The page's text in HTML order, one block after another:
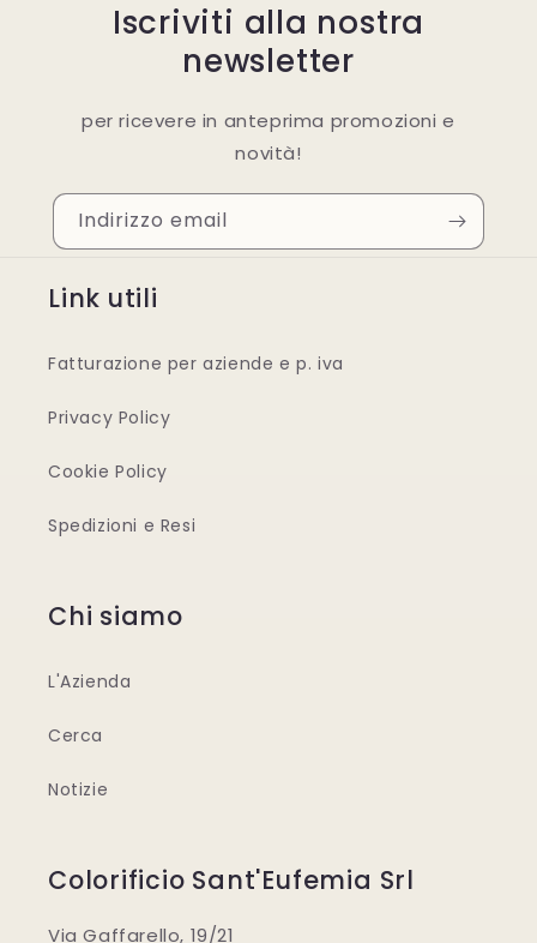
Iscriviti alla nostra
newsletter
per ricevere in anteprima promozioni e
novità!
Indirizzo email
Link utili
Fatturazione per aziende e p. iva
Privacy Policy
Cookie Policy
Spedizioni e Resi
Chi siamo
L'Azienda
Cerca
Notizie
Colorificio Sant'Eufemia Srl
Via Gaffarello, 19/21